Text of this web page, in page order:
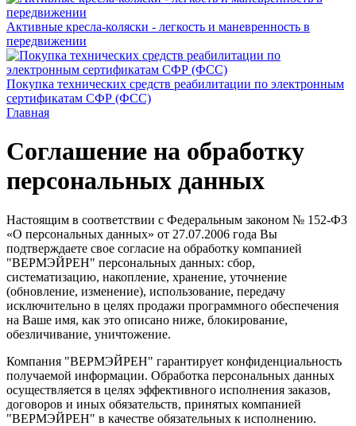
Активные кресла-коляски - легкость и маневренность в
передвижении
Покупка технических средств реабилитации по электронным
сертификатам СФР (ФСС)
Главная
Соглашение на обработку
персональных данных
Настоящим в соответствии с Федеральным законом № 152-ФЗ
«О персональных данных» от 27.07.2006 года Вы
подтверждаете свое согласие на обработку компанией
"ВЕРМЭЙРЕН" персональных данных: сбор,
систематизацию, накопление, хранение, уточнение
(обновление, изменение), использование, передачу
исключительно в целях продажи программного обеспечения
на Ваше имя, как это описано ниже, блокирование,
обезличивание, уничтожение.
Компания "ВЕРМЭЙРЕН" гарантирует конфиденциальность
получаемой информации. Обработка персональных данных
осуществляется в целях эффективного исполнения заказов,
договоров и иных обязательств, принятых компанией
"ВЕРМЭЙРЕН" в качестве обязательных к исполнению.